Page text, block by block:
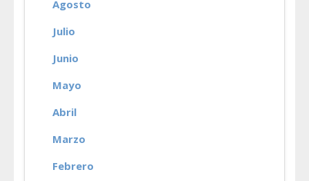
Agosto
Julio
Junio
Mayo
Abril
Marzo
Febrero